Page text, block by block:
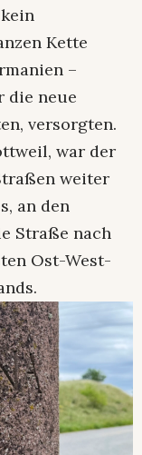
Kette
–
die neue
versorgten.
war der
weiter
an den
Straße nach
Ost-West-